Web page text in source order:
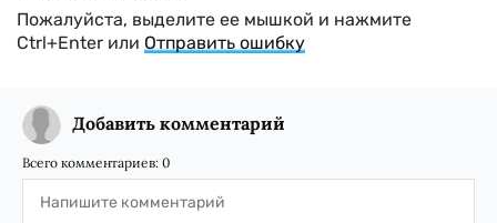
Пожалуйста, выделите ее мышкой и нажмите
Ctrl+Enter или Отправить ошибку
Добавить комментарий
Всего комментариев: 0